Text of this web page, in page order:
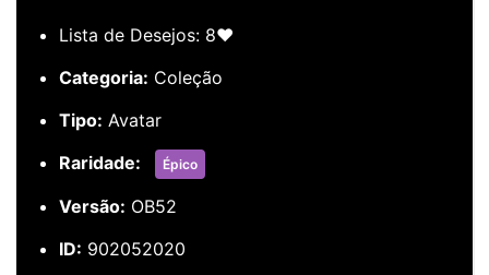
Lista de Desejos: 8❤️
Categoria: Coleção
Tipo: Avatar
Raridade:
Épico
Versão: OB52
ID: 902052020